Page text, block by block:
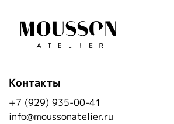
Контакты
+7 (929) 935-00-41
info@moussonatelier.ru